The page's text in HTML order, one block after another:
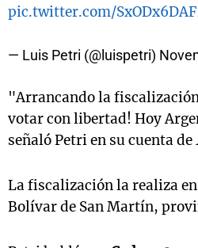
pic.twitter.com/
— Luis Petri (@luispetri)
"Arrancando la
votar con libertad! Hoy
señaló Petri en su cuenta de
La fiscalización la realiza
Bolívar de San Martín,